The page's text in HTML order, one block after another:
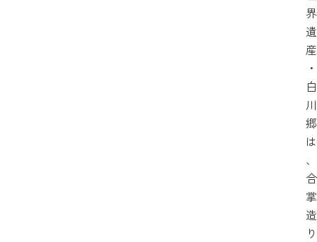
界
遺
産
・
白
川
郷
は
、
合
掌
造
り